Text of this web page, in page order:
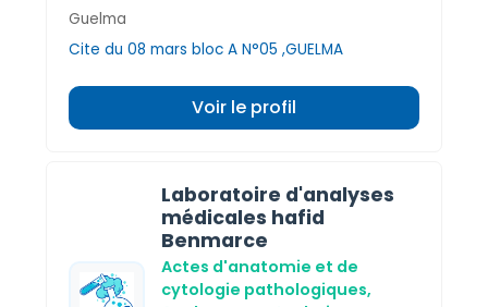
Guelma
Cite du 08 mars bloc A N°05 ,GUELMA
Voir le profil
Laboratoire d'analyses
médicales hafid
Benmarce
Actes d'anatomie et de
cytologie pathologiques,